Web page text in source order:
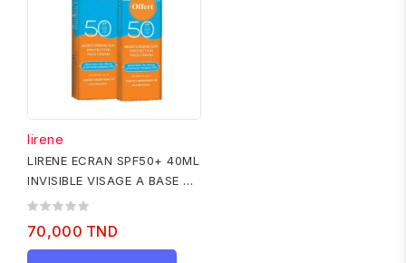
lirene
LIRENE ECRAN SPF50+ 40ML
INVISIBLE VISAGE A BASE DE
VIT E 1+1 OFFERT
70,000 TND